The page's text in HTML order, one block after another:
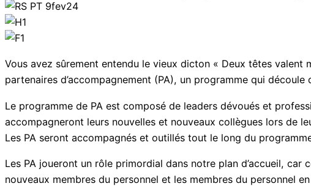
Vous avez sûrement entendu le vieux dicton « Deux têtes valent
partenaires d’accompagnement (PA), un programme qui découle
Le programme de PA est composé de leaders dévoués et
accompagneront leurs nouvelles et nouveaux collègues lors de
Les PA seront accompagnés et outillés tout le long du
Les PA joueront un rôle primordial dans notre plan d’accueil,
nouveaux membres du personnel et les membres du personnel